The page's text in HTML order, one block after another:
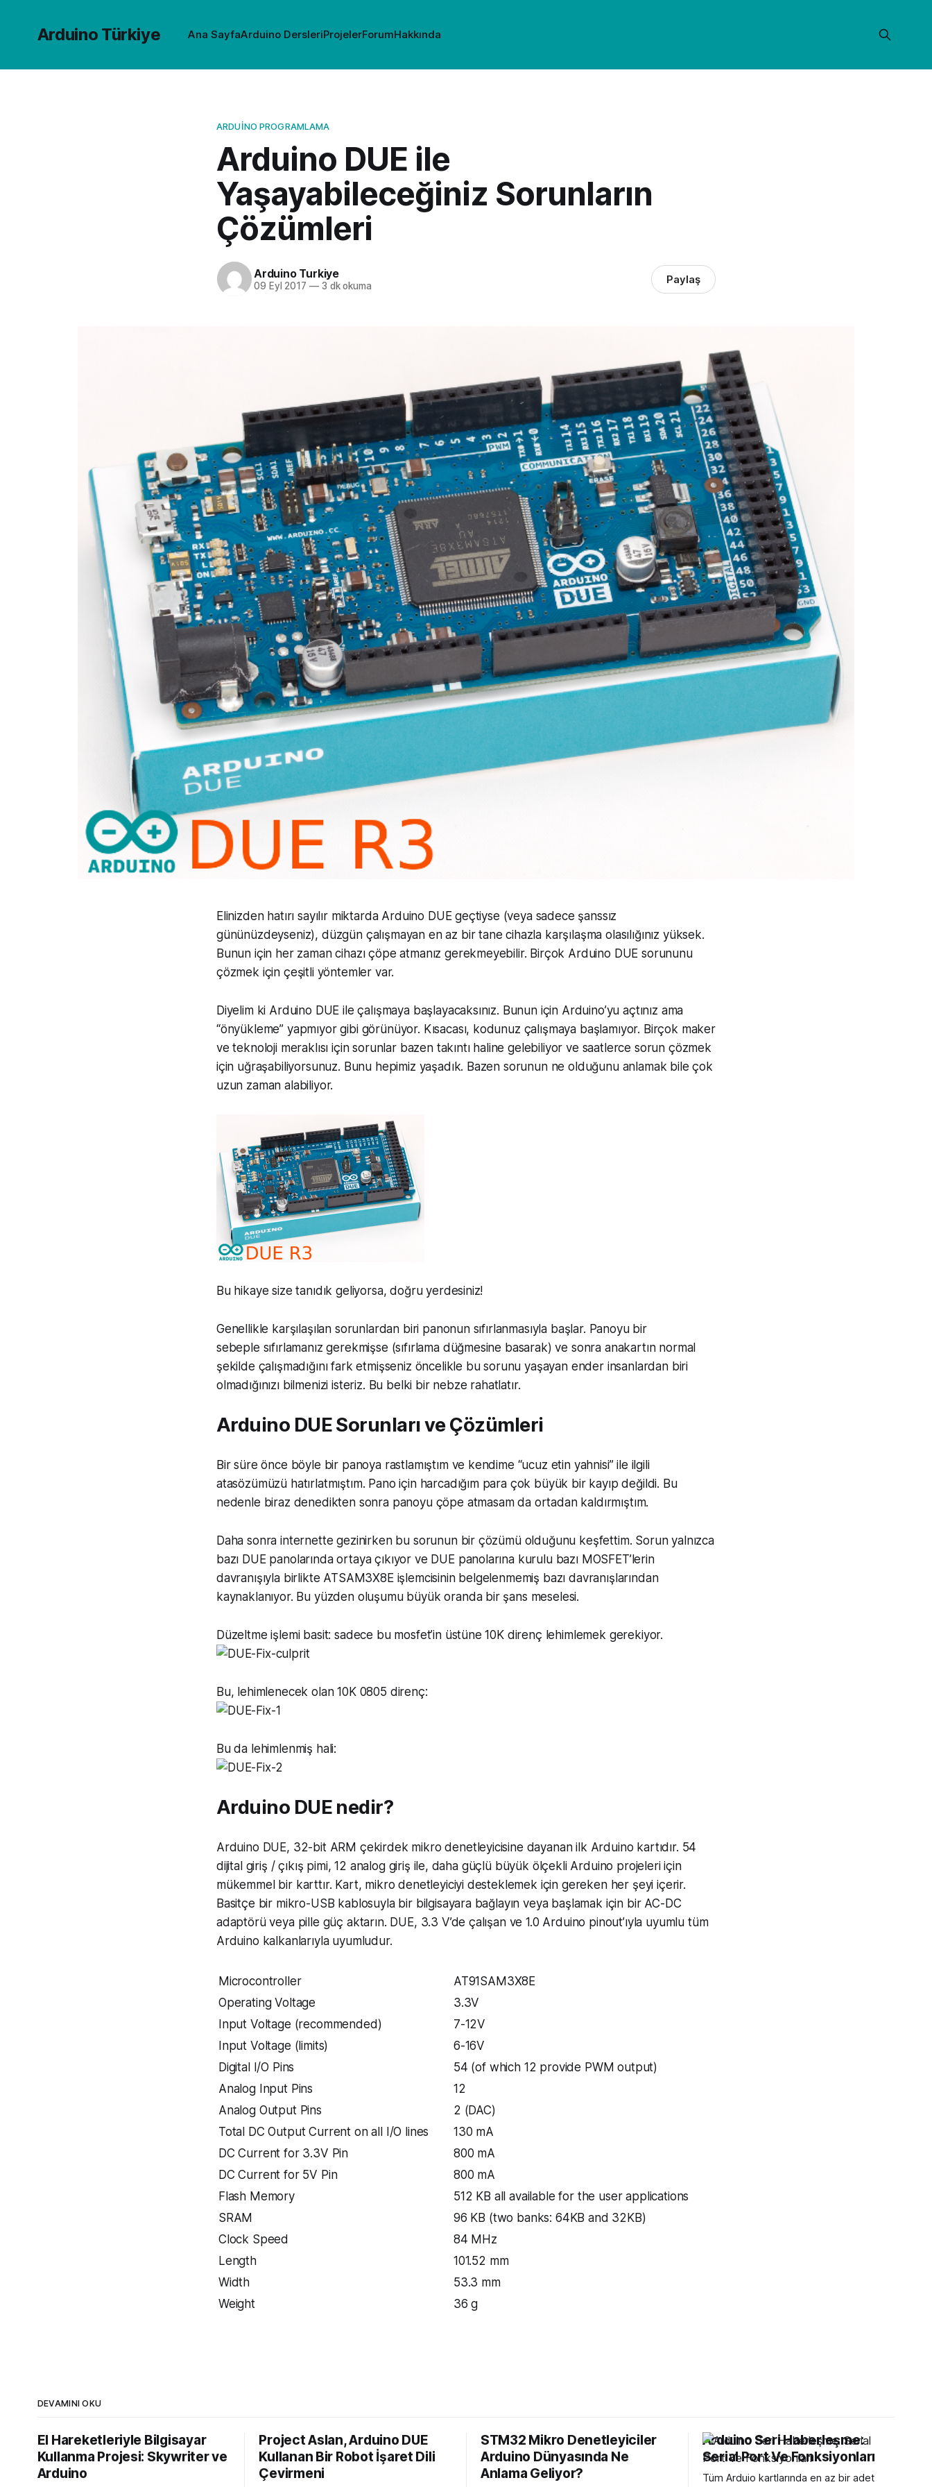
Arduino Türkiye Ana SayfaArduino DersleriProjelerForumHakkında
ARDUINO PROGRAMLAMA
Arduino DUE ile
Yaşayabileceğiniz Sorunların
Çözümleri
Arduino Turkiye
09 Eyl 2017 —3 dk okuma Paylaş
Elinizden hatırı sayılır miktarda Arduino DUE geçtiyse (veya sadece şanssız
gününüzdeyseniz), düzgün çalışmayan en az bir tane cihazla karşılaşma olasılığınız yüksek.
Bunun için her zaman cihazı çöpe atmanız gerekmeyebilir. Birçok Arduino DUE sorununu
çözmek için çeşitli yöntemler var.
Diyelim ki Arduino DUE ile çalışmaya başlayacaksınız. Bunun için Arduino’yu açtınız ama
“önyükleme” yapmıyor gibi görünüyor. Kısacası, kodunuz çalışmaya başlamıyor. Birçok maker
ve teknoloji meraklısı için sorunlar bazen takıntı haline gelebiliyor ve saatlerce sorun çözmek
için uğraşabiliyorsunuz. Bunu hepimiz yaşadık. Bazen sorunun ne olduğunu anlamak bile çok
uzun zaman alabiliyor.
Bu hikaye size tanıdık geliyorsa, doğru yerdesiniz!
Genellikle karşılaşılan sorunlardan biri panonun sıfırlanmasıyla başlar. Panoyu bir
sebeple sıfırlamanız gerekmişse (sıfırlama düğmesine basarak) ve sonra anakartın normal
şekilde çalışmadığını fark etmişseniz öncelikle bu sorunu yaşayan ender insanlardan biri
olmadığınızı bilmenizi isteriz. Bu belki bir nebze rahatlatır.
Arduino DUE Sorunları ve Çözümleri
Bir süre önce böyle bir panoya rastlamıştım ve kendime “ucuz etin yahnisi” ile ilgili
atasözümüzü hatırlatmıştım. Pano için harcadığım para çok büyük bir kayıp değildi. Bu
nedenle biraz denedikten sonra panoyu çöpe atmasam da ortadan kaldırmıştım.
Daha sonra internette gezinirken bu sorunun bir çözümü olduğunu keşfettim. Sorun yalnızca
bazı DUE panolarında ortaya çıkıyor ve DUE panolarına kurulu bazı MOSFET’lerin
davranışıyla birlikte ATSAM3X8E işlemcisinin belgelenmemiş bazı davranışlarından
kaynaklanıyor. Bu yüzden oluşumu büyük oranda bir şans meselesi.
Düzeltme işlemi basit: sadece bu mosfet’in üstüne 10K direnç lehimlemek gerekiyor.
Bu, lehimlenecek olan 10K 0805 direnç:
Bu da lehimlenmiş hali:
Arduino DUE nedir?
Arduino DUE, 32-bit ARM çekirdek mikro denetleyicisine dayanan ilk Arduino kartıdır. 54
dijital giriş / çıkış pimi, 12 analog giriş ile, daha güçlü büyük ölçekli Arduino projeleri için
mükemmel bir karttır. Kart, mikro denetleyiciyi desteklemek için gereken her şeyi içerir.
Basitçe bir mikro-USB kablosuyla bir bilgisayara bağlayın veya başlamak için bir AC-DC
adaptörü veya pille güç aktarın. DUE, 3.3 V’de çalışan ve 1.0 Arduino pinout’ıyla uyumlu tüm
Arduino kalkanlarıyla uyumludur.
Microcontroller
AT91SAM3X8E
Operating Voltage
3.3V
Input Voltage (recommended)
7-12V
Input Voltage (limits)
6-16V
Digital I/O Pins
54 (of which 12 provide PWM output)
Analog Input Pins
12
Analog Output Pins
2 (DAC)
Total DC Output Current on all I/O lines
130 mA
DC Current for 3.3V Pin
800 mA
DC Current for 5V Pin
800 mA
Flash Memory
512 KB all available for the user applications
SRAM
96 KB (two banks: 64KB and 32KB)
Clock Speed
84 MHz
Length
101.52 mm
Width
53.3 mm
Weight
36 g
DEVAMINI OKU
El Hareketleriyle Bilgisayar
Kullanma Projesi: Skywriter ve
Arduino
Project Aslan, Arduino DUE
Kullanan Bir Robot İşaret Dili
Çevirmeni
STM32 Mikro Denetleyiciler
Arduino Dünyasında Ne
Anlama Geliyor?
Arduino Seri Haberleşme:
Serial Port Ve Fonksiyonları
Tüm Arduio kartlarında en az bir adet